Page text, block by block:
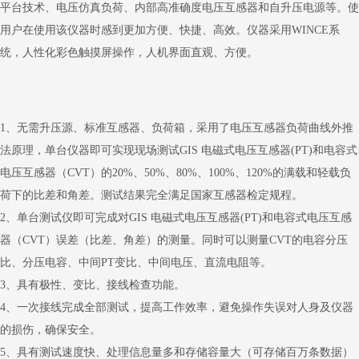
平台技术、电压仿真负荷、内部高准确度电压互感器和自升压电源等。使
用户在使用该仪器时感到更加方便、快捷、高效。仪器采用WINCE系
统，人性化彩色触摸屏操作，人机界面直观、方便。
1、无需升压源、标准互感器、负荷箱，采用了电压互感器负荷曲线外推
法原理，单台仪器即可实现现场测试GIS 电磁式电压互感器(PT)和电容式
电压互感器（CVT）的20%、50%、80%、100%、120%的满载和轻载负
荷下的比差和角差。测试结果完全满足国家互感器检定规程。
2、单台测试仪即可完成对GIS 电磁式电压互感器(PT)和电容式电压互感
器（CVT）误差（比差、角差）的测量。同时可以测量CVT的电容分压
比、分压电容、中间PT变比、中间电压、直流电阻等。
3、具有极性、变比、接线检查功能。
4、一次接线完成全部测试，提高工作效率，避免操作失误对人身及仪器
的损伤，确保安全。
5、具有测试速度快、处理信息量多和存储容量大（可存储百万条数据）